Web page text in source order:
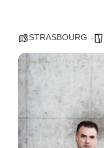
STRASBOURG